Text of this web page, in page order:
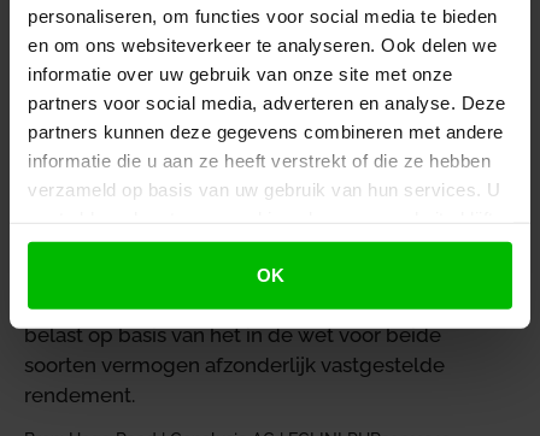
personaliseren, om functies voor social media te bieden
en om ons websiteverkeer te analyseren. Ook delen we
informatie over uw gebruik van onze site met onze
partners voor social media, adverteren en analyse. Deze
partners kunnen deze gegevens combineren met andere
informatie die u aan ze heeft verstrekt of die ze hebben
verzameld op basis van uw gebruik van hun services. U
gebruiken.
OK
De doelmatigheidsvoordelen, die de staat geniet
door de voorgeschreven vermogensmix,
rechtvaardigen de ernstige schendingen van
verdragsrechten van de burgers niet.
De A-G is van mening dat de rechter moet voorzien
in het hierdoor ontstane rechtstekort. Dat kan door
Voor het overige kan de regeling volgens de A-G
wel worden toegepast. Het werkelijke aanwezige
spaargeld en overige vermogen moet worden
belast op basis van het in de wet voor beide
soorten vermogen afzonderlijk vastgestelde
rendement.